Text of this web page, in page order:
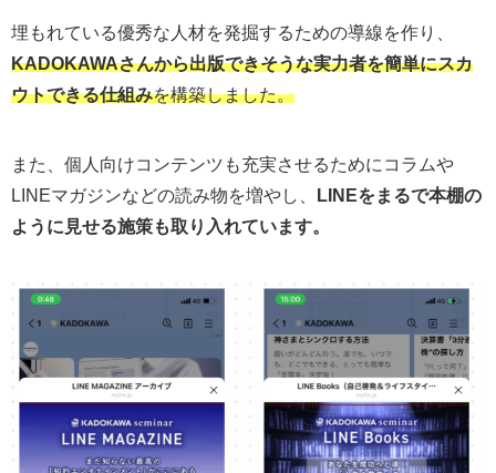
埋もれている優秀な人材を発掘するための導線を作り、
KADOKAWAさんから出版できそうな実力者を簡単にスカ
ウトできる仕組みを構築しました。
また、個人向けコンテンツも充実させるためにコラムや
LINEマガジンなどの読み物を増やし、
LINEをまるで本棚の
ように見せる施策も取り入れています。